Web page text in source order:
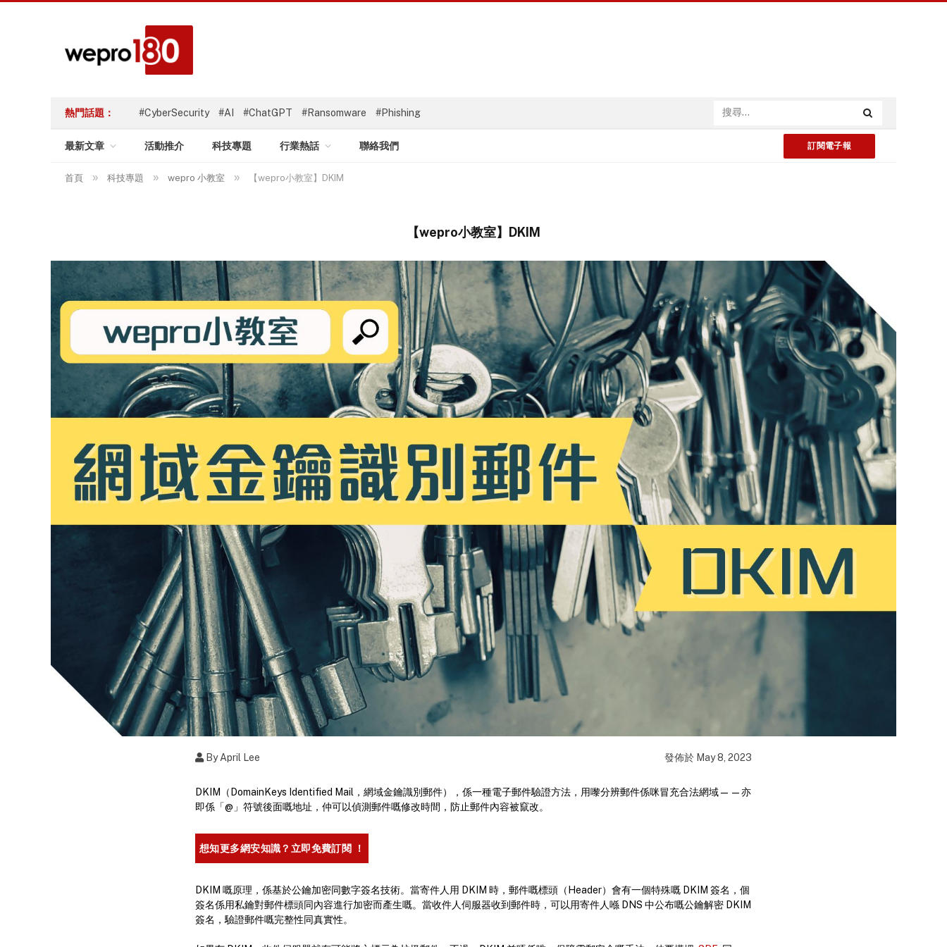
熱門話題： #CyberSecurity #AI #ChatGPT #Ransomware #Phishing
最新文章 活動推介 科技專題 行業熱話 聯絡我們 訂閱電子報
首頁 » 科技專題 » wepro 小教室 » 【wepro小教室】DKIM
【wepro小教室】DKIM
By April Lee 發佈於 May 8, 2023
DKIM（DomainKeys Identified Mail，網域金鑰識別郵件），係一種電子郵件驗證方法，用嚟分辨郵件係咪冒充合法網域——亦
即係「@」符號後面嘅地址，仲可以偵測郵件嘅修改時間，防止郵件內容被竄改。
想知更多網安知識？立即免費訂閱 ！
DKIM 嘅原理，係基於公鑰加密同數字簽名技術。當寄件人用 DKIM 時，郵件嘅標頭（Header）會有一個特殊嘅 DKIM 簽名，個
簽名係用私鑰對郵件標頭同內容進行加密而產生嘅。當收件人伺服器收到郵件時，可以用寄件人喺 DNS 中公布嘅公鑰解密 DKIM
簽名，驗證郵件嘅完整性同真實性。